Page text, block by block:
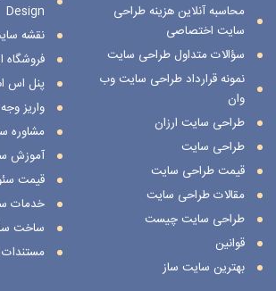
Design
نقشه
فروشگاه
پنل اس
واریز
مشاوره
آموزش
قیمت
خدمات
ساخت
محاسبه آنلاین هزینه طراحی
سایت اختصاصی
سؤالات متداول طراحی سایت
نمونه قرارداد طراحی سایت وب
وان
طراحی سایت ارزان
طراحی سایت
قیمت طراحی سایت
مقالات طراحی سایت
طراحی سایت چیست
قوانین
بهترین سایت ساز